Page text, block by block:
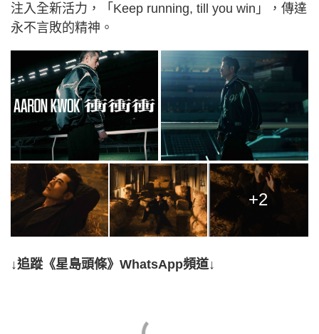
注入全新活力，「Keep running, till you win」，傳達
永不言敗的精神。
+2
↓追蹤《星島頭條》WhatsApp頻道↓